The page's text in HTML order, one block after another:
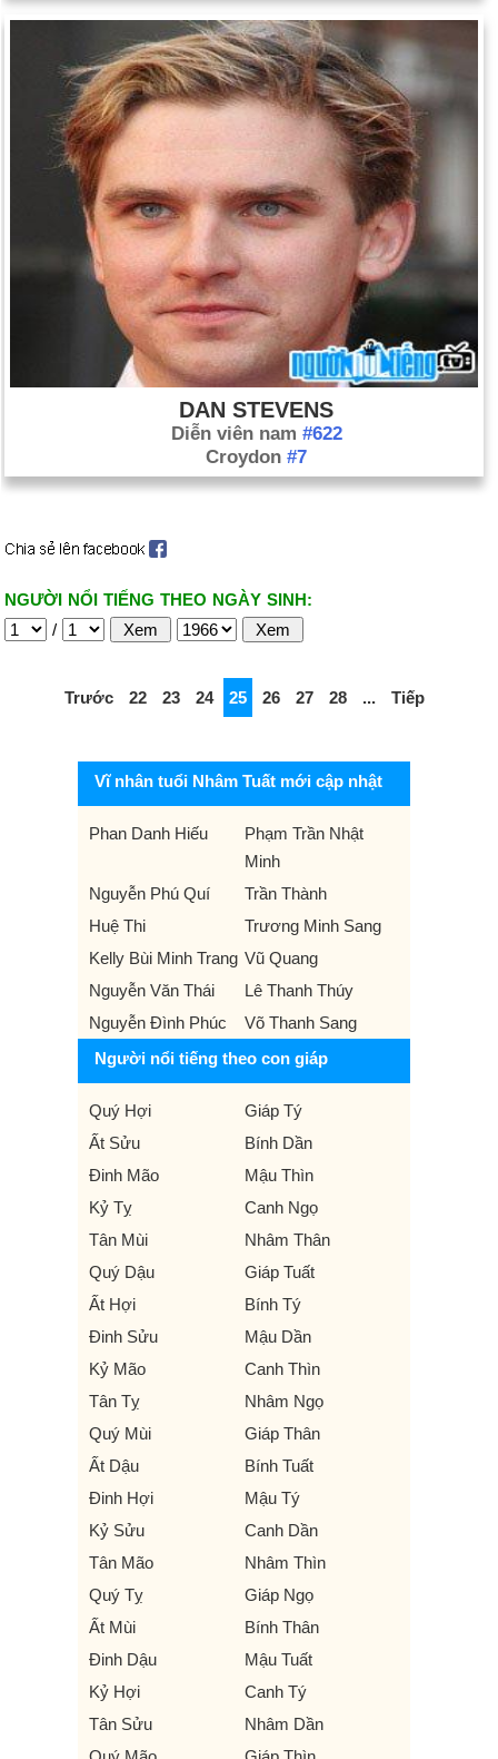
DAN STEVENS
Diễn viên nam #622
Croydon #7
NGƯỜI NỔI TIẾNG THEO NGÀY SINH:
/
Trước 22 23 24 25 26 27 28 ... Tiếp
Vĩ nhân tuổi Nhâm Tuất mới cập nhật
Phan Danh Hiếu
Phạm Trần Nhật
Minh
Nguyễn Phú Quí
Trần Thành
Huệ Thi
Trương Minh Sang
Kelly Bùi Minh Trang Vũ Quang
Nguyễn Văn Thái
Lê Thanh Thúy
Nguyễn Đình Phúc
Võ Thanh Sang
Người nổi tiếng theo con giáp
Quý Hợi
Giáp Tý
Ất Sửu
Bính Dần
Đinh Mão
Mậu Thìn
Kỷ Tỵ
Canh Ngọ
Tân Mùi
Nhâm Thân
Quý Dậu
Giáp Tuất
Ất Hợi
Bính Tý
Đinh Sửu
Mậu Dần
Kỷ Mão
Canh Thìn
Tân Tỵ
Nhâm Ngọ
Quý Mùi
Giáp Thân
Ất Dậu
Bính Tuất
Đinh Hợi
Mậu Tý
Kỷ Sửu
Canh Dần
Tân Mão
Nhâm Thìn
Quý Tỵ
Giáp Ngọ
Ất Mùi
Bính Thân
Đinh Dậu
Mậu Tuất
Kỷ Hợi
Canh Tý
Tân Sửu
Nhâm Dần